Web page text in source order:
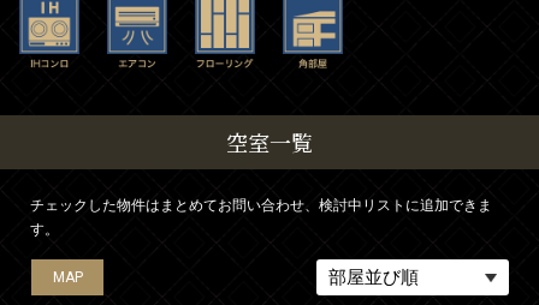
空室一覧
チェックした物件はまとめてお問い合わせ、検討中リストに追加できま
す。
MAP
MAP
MAP
MAP
MAP
MAP
MAP
MAP
MAP
MAP
MAP
MAP
MAP